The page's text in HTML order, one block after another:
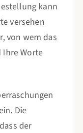
kann
versehen
von wem das
Ihre Worte
Die
der